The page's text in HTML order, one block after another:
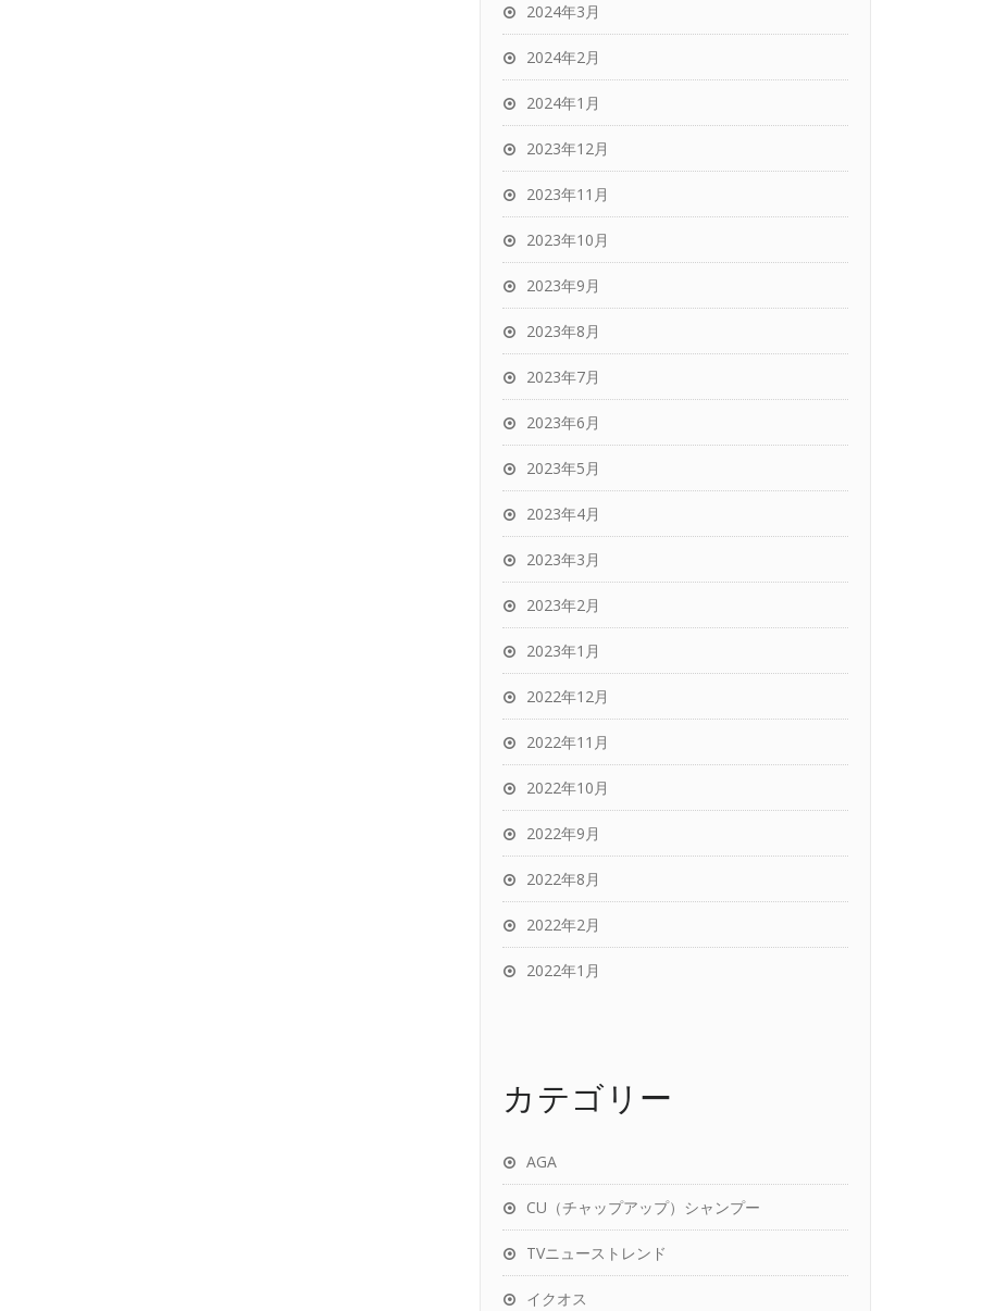
2024年3月
2024年2月
2024年1月
2023年12月
2023年11月
2023年10月
2023年9月
2023年8月
2023年7月
2023年6月
2023年5月
2023年4月
2023年3月
2023年2月
2023年1月
2022年12月
2022年11月
2022年10月
2022年9月
2022年8月
2022年2月
2022年1月
カテゴリー
AGA
CU（チャップアップ）シャンプー
TVニューストレンド
イクオス